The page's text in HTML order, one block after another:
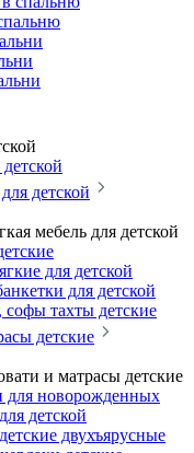
детской
мебель для детской
для детской
для детской
тахты детские
детские
и матрасы детские
для новорожденных
детской
двухъярусные